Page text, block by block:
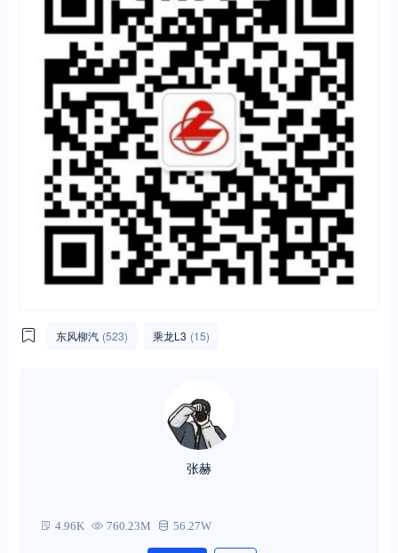
东风柳汽 (523) 乘龙L3 (15)
张赫
4.96K 760.23M 56.27W